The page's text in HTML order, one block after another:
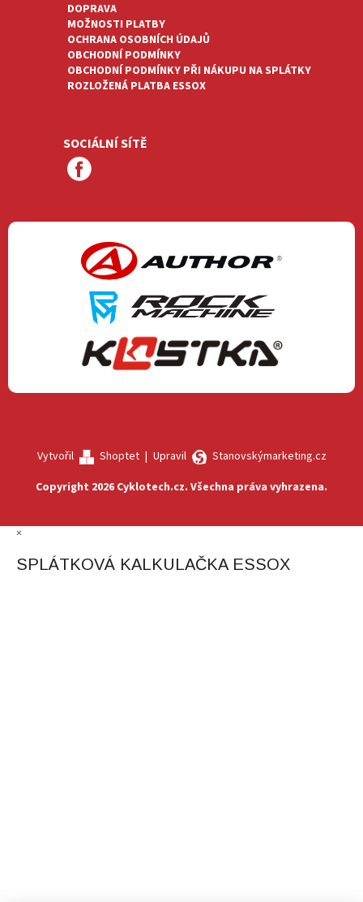
DOPRAVA
MOŽNOSTI PLATBY
OCHRANA OSOBNÍCH ÚDAJŮ
OBCHODNÍ PODMÍNKY
OBCHODNÍ PODMÍNKY PŘI NÁKUPU NA SPLÁTKY
ROZLOŽENÁ PLATBA ESSOX
SOCIÁLNÍ SÍTĚ
Vytvořil Shoptet| Upravil
Stanovskýmarketing.cz
Copyright 2026 Cyklotech.cz. Všechna práva vyhrazena.
×
SPLÁTKOVÁ KALKULAČKA ESSOX